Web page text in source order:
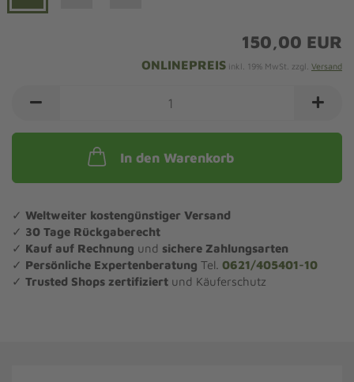
150,00 EUR
ONLINEPREIS inkl. 19% MwSt. zzgl. Versand
In den Warenkorb
✓ Weltweiter kostengünstiger Versand
✓ 30 Tage Rückgaberecht
✓ Kauf auf Rechnung und sichere Zahlungsarten
✓ Persönliche Expertenberatung Tel. 0621/405401-10
✓ Trusted Shops zertifiziert und Käuferschutz